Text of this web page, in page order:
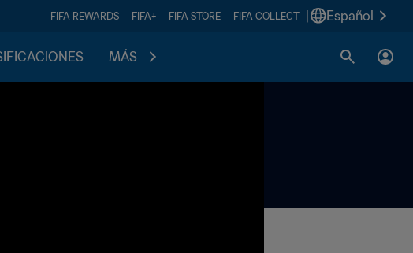
FIFA REWARDS FIFA+ FIFA STORE FIFA COLLECT Español
MÁS